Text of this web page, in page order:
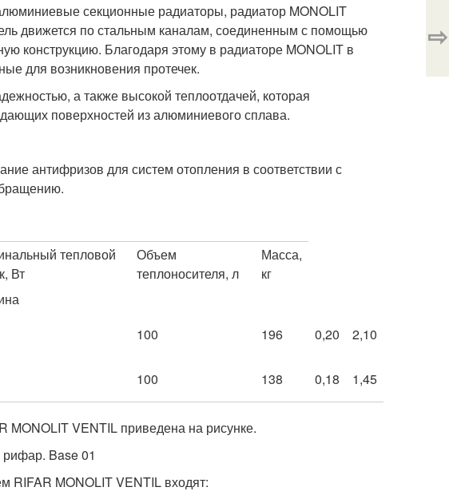
секционные радиаторы, радиатор MONOLIT
движется по стальным каналам, соединенным с помощью
конструкцию. Благодаря этому в радиаторе MONOLIT в
для возникновения протечек.
а также высокой теплоотдачей, которая
поверхностей из алюминиевого сплава.
антифризов для систем отопления в соответствии с
тепловой
Вт
Объем
теплоносителя, л
Масса,
кг
100 196 0,20
2,10
100 138 0,18 1,45
MONOLIT VENTIL приведена на рисунке.
RIFAR MONOLIT VENTIL входят:
⇨